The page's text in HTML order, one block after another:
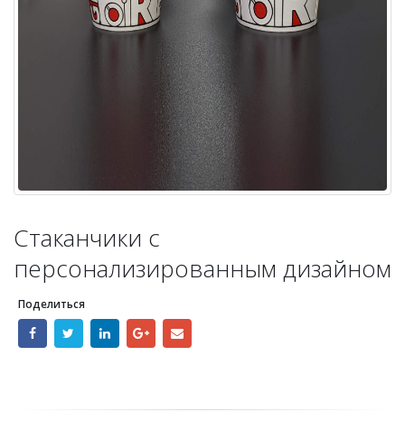
Стаканчики с
персонализированным дизайном
Поделиться